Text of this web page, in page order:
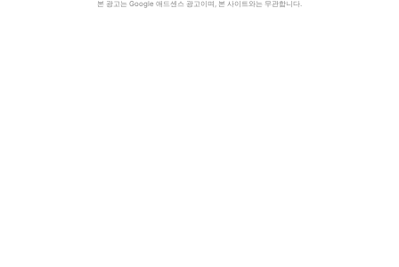
본 광고는 Google 애드센스 광고이며, 본 사이트와는 무관합니다.